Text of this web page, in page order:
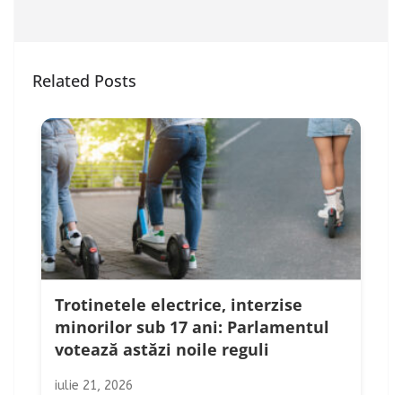
Related Posts
Trotinetele electrice, interzise
minorilor sub 17 ani: Parlamentul
votează astăzi noile reguli
iulie 21, 2026